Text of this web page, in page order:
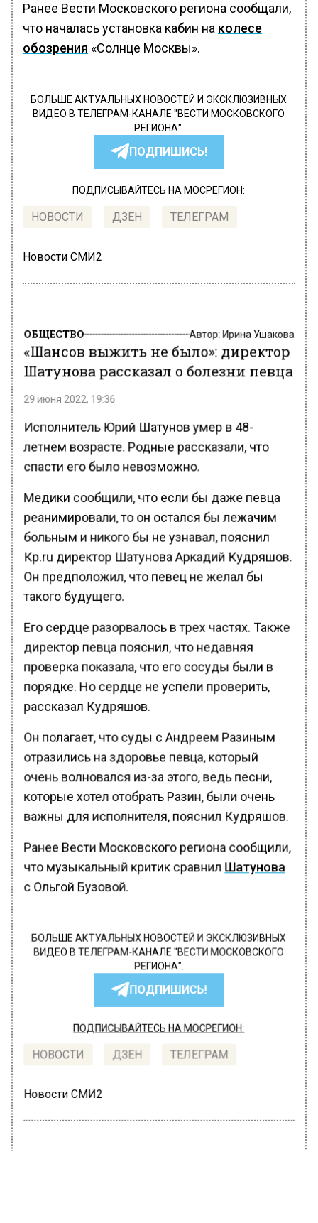
Ранее Вести Московского региона сообщали,
что началась установка кабин на колесе
обозрения «Солнце Москвы».
БОЛЬШЕ АКТУАЛЬНЫХ НОВОСТЕЙ И ЭКСКЛЮЗИВНЫХ
ВИДЕО В ТЕЛЕГРАМ-КАНАЛЕ "ВЕСТИ МОСКОВСКОГО
РЕГИОНА".
ПОДПИШИСЬ!
ПОДПИСЫВАЙТЕСЬ НА МОСРЕГИОН:
НОВОСТИ ДЗЕН ТЕЛЕГРАМ
Новости СМИ2
ОБЩЕСТВО Автор:Ирина Ушакова
«Шансов выжить не было»: директор
Шатунова рассказал о болезни певца
29 июня 2022, 19:36
Исполнитель Юрий Шатунов умер в 48-
летнем возрасте. Родные рассказали, что
спасти его было невозможно.
Медики сообщили, что если бы даже певца
реанимировали, то он остался бы лежачим
больным и никого бы не узнавал, пояснил
Кp.ru директор Шатунова Аркадий Кудряшов.
Он предположил, что певец не желал бы
такого будущего.
Его сердце разорвалось в трех частях. Также
директор певца пояснил, что недавняя
проверка показала, что его сосуды были в
порядке. Но сердце не успели проверить,
рассказал Кудряшов.
Он полагает, что суды с Андреем Разиным
отразились на здоровье певца, который
очень волновался из-за этого, ведь песни,
которые хотел отобрать Разин, были очень
важны для исполнителя, пояснил Кудряшов.
Ранее Вести Московского региона сообщили,
что музыкальный критик сравнил Шатунова
с Ольгой Бузовой.
БОЛЬШЕ АКТУАЛЬНЫХ НОВОСТЕЙ И ЭКСКЛЮЗИВНЫХ
ВИДЕО В ТЕЛЕГРАМ-КАНАЛЕ "ВЕСТИ МОСКОВСКОГО
РЕГИОНА".
ПОДПИШИСЬ!
ПОДПИСЫВАЙТЕСЬ НА МОСРЕГИОН:
НОВОСТИ ДЗЕН ТЕЛЕГРАМ
Новости СМИ2